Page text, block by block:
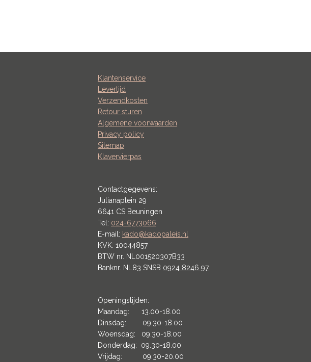
Klantenservice
Levertijd
Verzendkosten
Retour sturen
Algemene voorwaarden
Privacy policy
Sitemap
Klavervierpas
Contactgegevens:
Julianaplein 29
6641 CS Beuningen
Tel: 024-6773066
E-mail: kado@kadopaleis.nl
KVK: 10044857
BTW nr. NL001520307B33
Banknr. NL83 SNSB 0924 8246 97
Openingstijden:
Maandag: 13.00-18.00
Dinsdag: 09.30-18.00
Woensdag: 09.30-18.00
Donderdag: 09.30-18.00
Vrijdag: 09.30-20.00